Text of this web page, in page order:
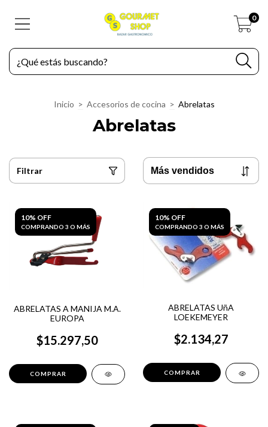
0
Inicio > Accesorios de cocina > Abrelatas
Abrelatas
Filtrar
10% OFF
COMPRANDO 3 O MÁS
ABRELATAS A MANIJA M.A.
EUROPA
$15.297,50
10% OFF
COMPRANDO 3 O MÁS
ABRELATAS UñA
LOEKEMEYER
$2.134,27